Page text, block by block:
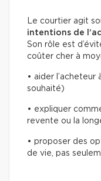
Le courtier agit
intentions de
Son rôle est
coûter cher à
• aider
souhaité)
• expliquer
revente ou la
• proposer des
de vie, pas